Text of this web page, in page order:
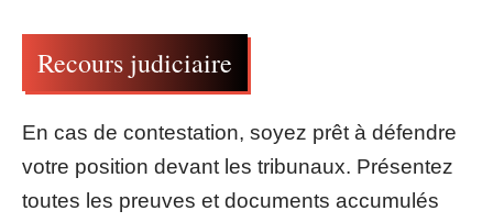
Recours judiciaire
En cas de contestation, soyez prêt à défendre
votre position devant les tribunaux. Présentez
toutes les preuves et documents accumulés